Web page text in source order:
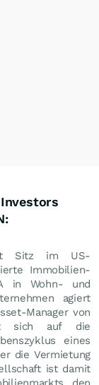
Sitz im US-
Immobilien-
in Wohn- und
agiert
Manager von
sich auf die
eines
die Vermietung
ist damit